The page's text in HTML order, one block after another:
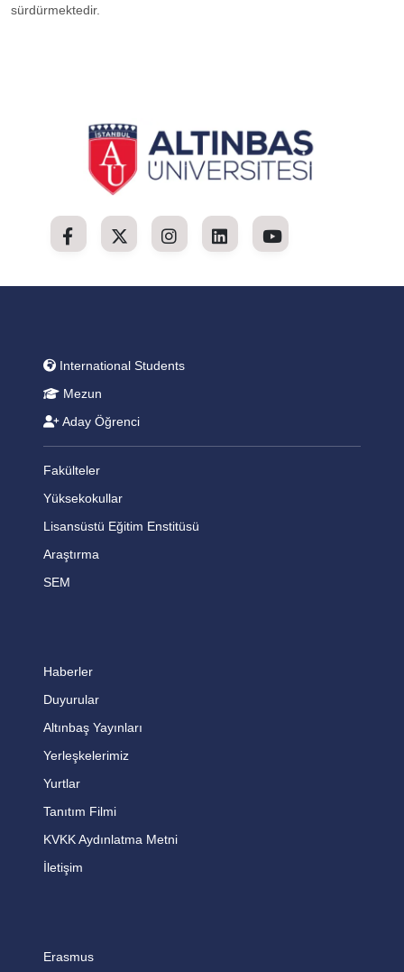
sürdürmektedir.
International Students
Mezun
Aday Öğrenci
Fakülteler
Yüksekokullar
Lisansüstü Eğitim Enstitüsü
Araştırma
SEM
Haberler
Duyurular
Altınbaş Yayınları
Yerleşkelerimiz
Yurtlar
Tanıtım Filmi
KVKK Aydınlatma Metni
İletişim
Erasmus